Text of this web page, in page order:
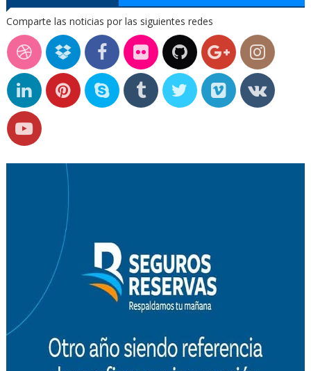
Comparte las noticias por las siguientes redes